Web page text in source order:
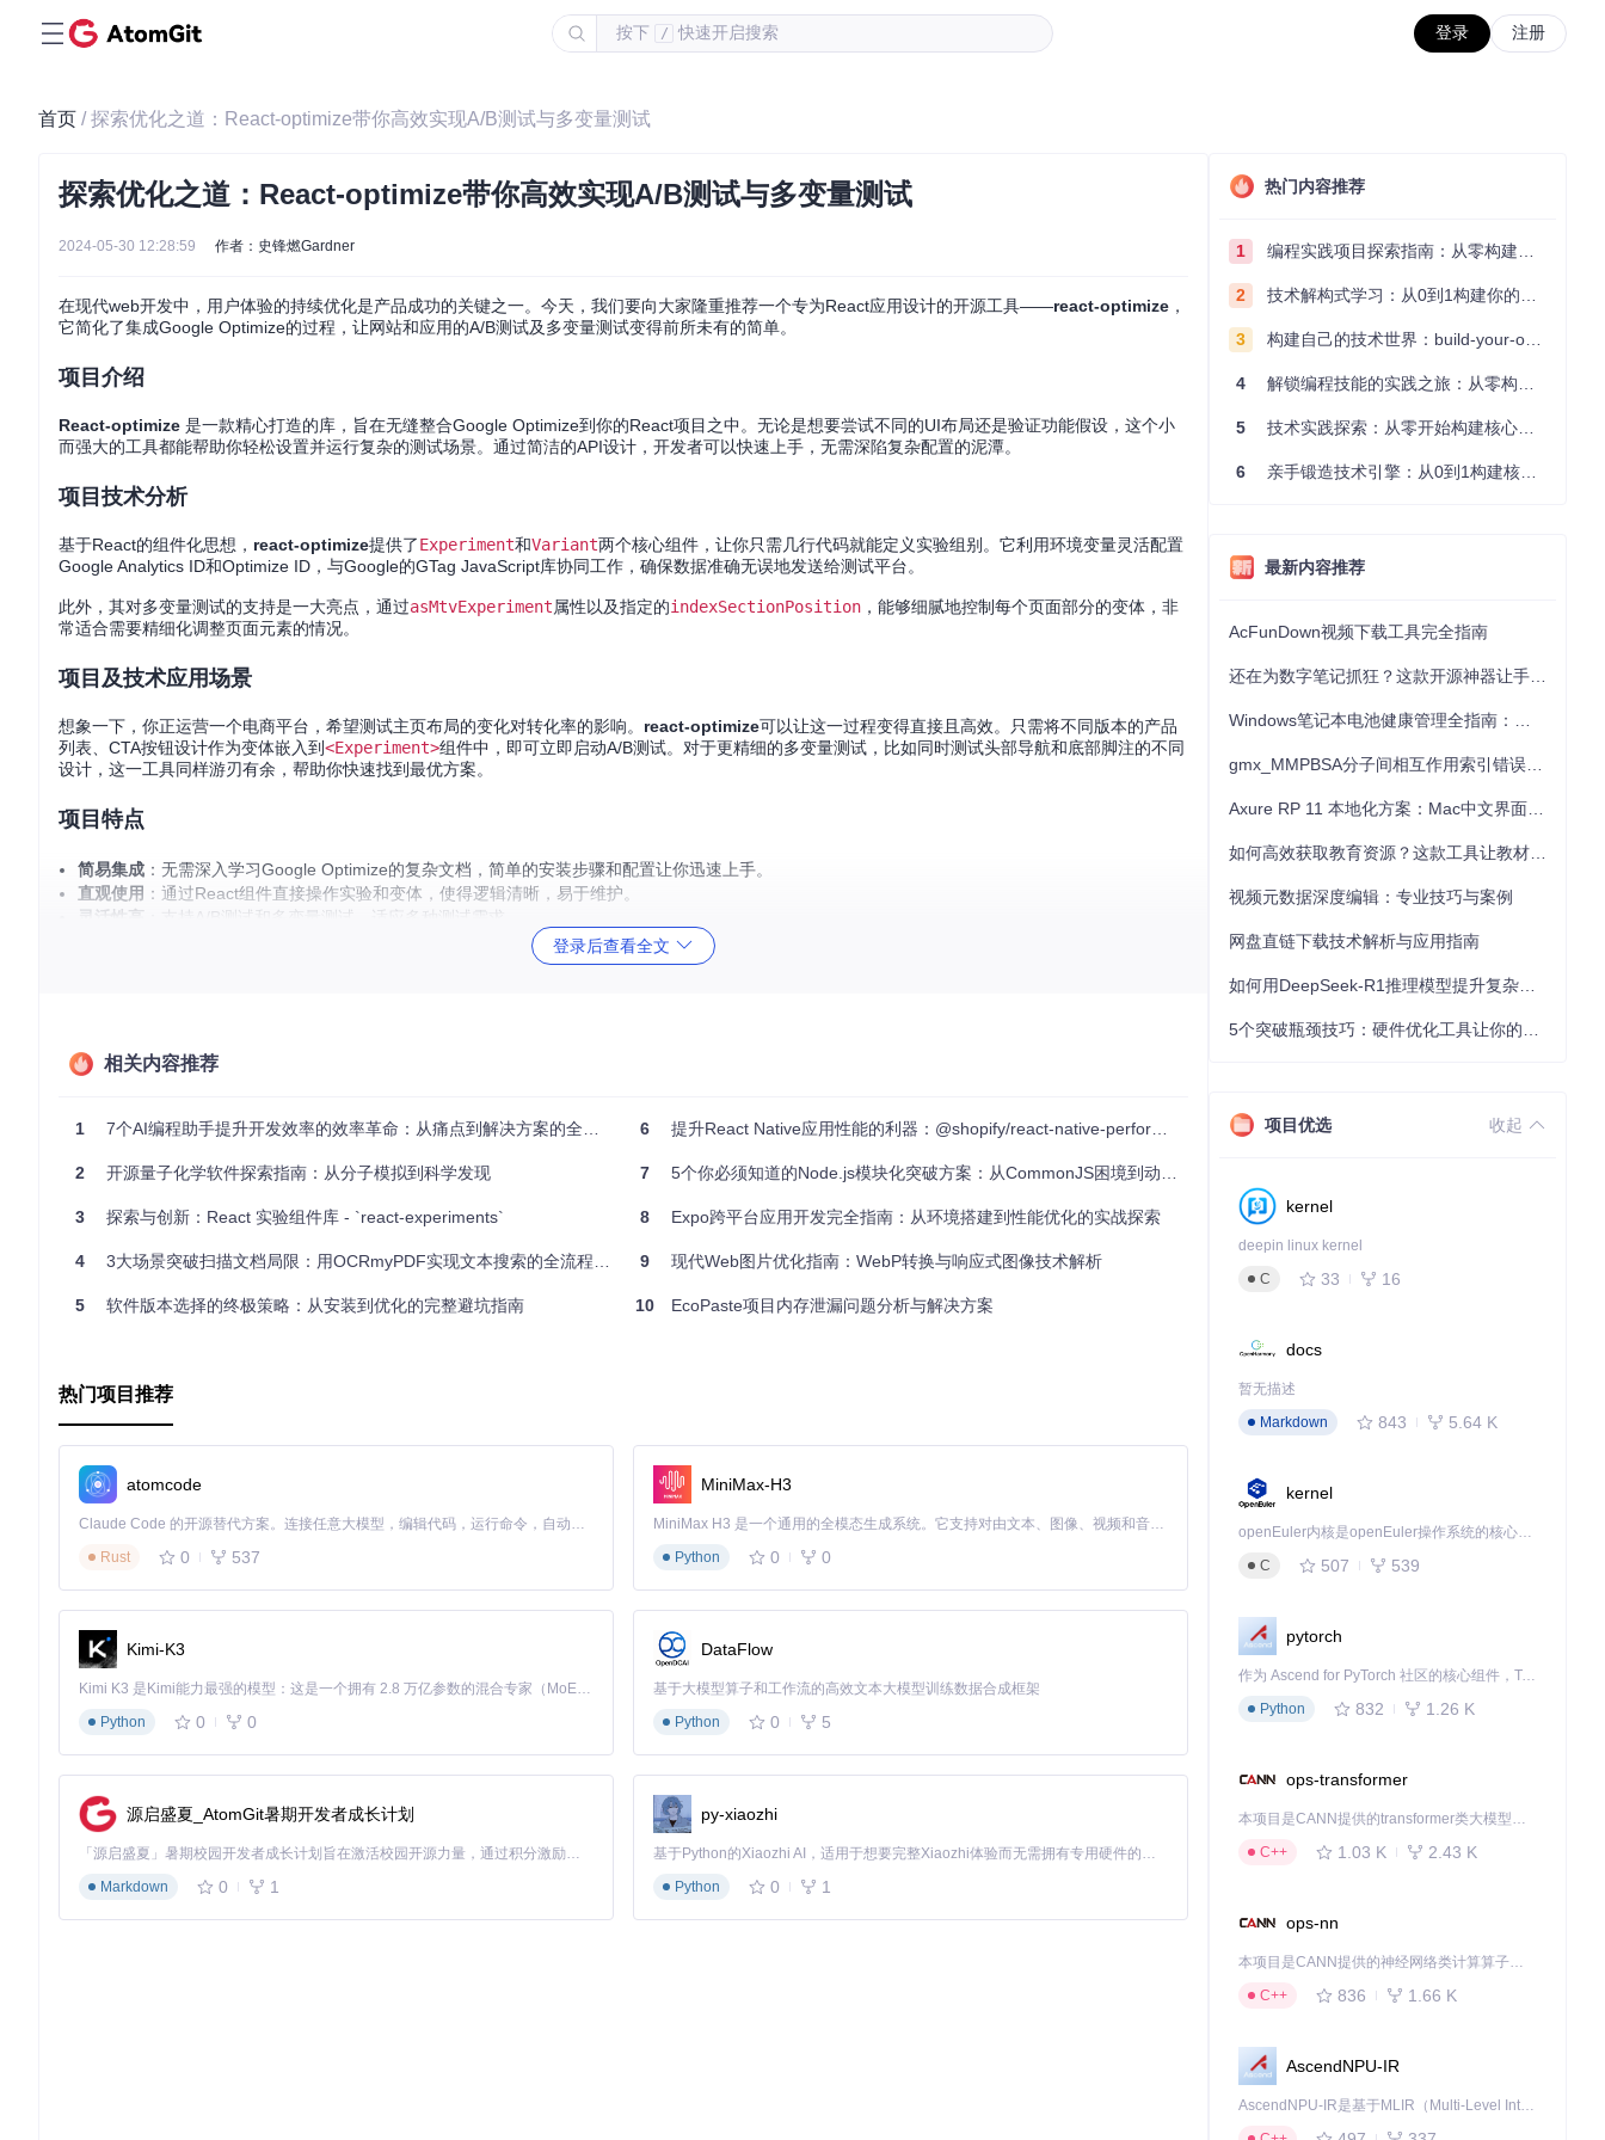
按下 / 快速开启搜索 登录 注册
首页 / 探索优化之道：React-optimize带你高效实现A/B测试与多变量测试
探索优化之道：React-optimize带你高效实现A/B测试与多变量测试
2024-05-30 12:28:59 作者：史锋燃Gardner
在现代web开发中，用户体验的持续优化是产品成功的关键之一。今天，我们要向大家隆重推荐一个专为React应用设计的开源工具——react-optimize ，
它简化了集成Google Optimize的过程，让网站和应用的A/B测试及多变量测试变得前所未有的简单。
项目介绍
React-optimize 是一款精心打造的库，旨在无缝整合Google Optimize到你的React项目之中。无论是想要尝试不同的UI布局还是验证功能假设，这个小
而强大的工具都能帮助你轻松设置并运行复杂的测试场景。通过简洁的API设计，开发者可以快速上手，无需深陷复杂配置的泥潭。
项目技术分析
基于React的组件化思想， react-optimize提供了Experiment和Variant两个核心组件，让你只需几行代码就能定义实验组别。它利用环境变量灵活配置
Google Analytics ID和Optimize ID，与Google的GTag JavaScript库协同工作，确保数据准确无误地发送给测试平台。
此外，其对多变量测试的支持是一大亮点，通过asMtvExperiment属性以及指定的indexSectionPosition ，能够细腻地控制每个页面部分的变体，非
常适合需要精细化调整页面元素的情况。
项目及技术应用场景
想象一下，你正运营一个电商平台，希望测试主页布局的变化对转化率的影响。 react-optimize可以让这一过程变得直接且高效。只需将不同版本的产品
列表、CTA按钮设计作为变体嵌入到<Experiment>组件中，即可立即启动A/B测试。对于更精细的多变量测试，比如同时测试头部导航和底部脚注的不同
设计，这一工具同样游刃有余，帮助你快速找到最优方案。
项目特点
简易集成 ：无需深入学习Google Optimize的复杂文档，简单的安装步骤和配置让你迅速上手。
直观使用 ：通过React组件直接操作实验和变体，使得逻辑清晰，易于维护。
灵活性高 ：支持A/B测试和多变量测试，适应多种测试需求。
：完美兼容Create React App等主流React开发环境，减少环境适配的烦恼。
：拥有活跃的贡献者社区，保障项目持续迭代和支持。
登录后查看全文
相关内容推荐
1 7个AI编程助手提升开发效率的效率革命：从痛点到解决方案的全面指南
2 开源量子化学软件探索指南：从分子模拟到科学发现
3 探索与创新：React 实验组件库 - `react-experiments`
4 3大场景突破扫描文档局限：用OCRmyPDF实现文本搜索的全流程方案
5 软件版本选择的终极策略：从安装到优化的完整避坑指南
6 提升React Native应用性能的利器：@shopify/react-native-performance
7 5个你必须知道的Node.js模块化突破方案：从CommonJS困境到动态加载新范式
8 Expo跨平台应用开发完全指南：从环境搭建到性能优化的实战探索
9 现代Web图片优化指南：WebP转换与响应式图像技术解析
10 EcoPaste项目内存泄漏问题分析与解决方案
热门项目推荐
atomcode
Claude Code 的开源替代方案。连接任意大模型，编辑代码，运行命令，自动验证 — 全自动执行。用 Rust 构建，极致性能。 ｜ An open-source alternative to Claude Code. Connect any LLM, edit code, run commands, and verify changes — autonomously. Built in Rust for speed. Get Started
Rust
0 537
MiniMax-H3
MiniMax H3 是一个通用的全模态生成系统。它支持对由文本、图像、视频和音频组成的多模态上下文进行统一理解，并能生成分辨率高达 2K、时长可达 15 秒的带原生立体声音频的视频。得益于面向任务泛化的系统设计，H3 在预训练阶段就已具备广泛的多模态上下文理解与生成能力，能够出色地执行复杂的多模态指令。
Python
0 0
Kimi-K3
Kimi K3 是Kimi能力最强的模型：这是一个拥有 2.8 万亿参数的混合专家（MoE）模型，具备原生视觉理解能力，并支持 100 万 token 的上下文窗口。
Python
0 0
DataFlow
基于大模型算子和工作流的高效文本大模型训练数据合成框架
Python
0 5
源启盛夏_AtomGit暑期开发者成长计划
「源启盛夏」暑期校园开发者成长计划旨在激活校园开源力量，通过积分激励、认证扶持、资源倾斜等形式，引导高校组织和开发者完成「入驻 — 建项目 — 做贡献 — 获认证 — 得资源」的完整闭环。无论你是想带领社团入驻平台的组织者，还是希望用代码贡献证明自己的开发者，都能在这里找到属于你的成长路径。
Markdown
0 1
py-xiaozhi
基于Python的Xiaozhi AI，适用于想要完整Xiaozhi体验而无需拥有专用硬件的用户。
Python
0 1
热门内容推荐
1 编程实践项目探索指南：从零构建技术能力体系
2 技术解构式学习：从0到1构建你的编程知识体系
3 构建自己的技术世界：build-your-own-x项目的实践探索指南
4 解锁编程技能的实践之旅：从零构建你的技术世界
5 技术实践探索：从零开始构建核心系统的实践指南
6 亲手锻造技术引擎：从0到1构建核心系统的实践指南
最新内容推荐
AcFunDown视频下载工具完全指南
视频元数据深度编辑：专业技巧与案例
网盘直链下载技术解析与应用指南
项目优选 收起
kernel
deepin linux kernel
C
33 16
docs
暂无描述
Markdown
843 5.64 K
kernel
openEuler内核是openEuler操作系统的核心，既是系统性能与稳定性的基石，也是连接处理器、设备与服务的桥梁。
C
507 539
pytorch
作为 Ascend for PyTorch 社区的核心组件，TorchNPU 是昇腾专为 PyTorch 打造的深度学习适配插件，使 PyTorch 框架能够直接调用昇腾 NPU，为开发者提供昇腾 AI 处理器的超强算力。
Python
832 1.26 K
ops-transformer
本项目是CANN提供的transformer类大模型算子库，实现网络在NPU上加速计算。
C++
1.03 K 2.43 K
ops-nn
本项目是CANN提供的神经网络类计算算子库，实现网络在NPU上加速计算。
C++
836 1.66 K
AscendNPU-IR
AscendNPU-IR是基于MLIR（Multi-Level Intermediate Representation）构建的，面向昇腾亲和算子编译时使用的中间表示，提供昇腾完备表达能力，通过编译优化提升昇腾AI处理器计算效率，支持通过生态框架使能昇腾AI处理器与深度调优